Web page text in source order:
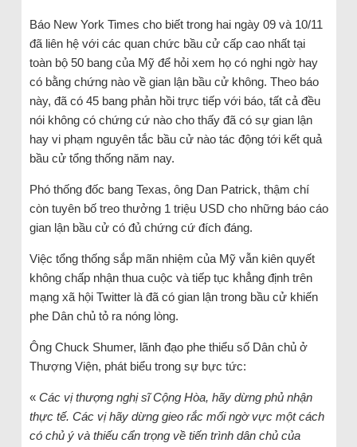
Báo New York Times cho biết trong hai ngày 09 và 10/11
đã liên hệ với các quan chức bầu cử cấp cao nhất tại
toàn bộ 50 bang của Mỹ để hỏi xem họ có nghi ngờ hay
có bằng chứng nào về gian lận bầu cử không. Theo báo
này, đã có 45 bang phản hồi trực tiếp với báo, tất cả đều
nói không có chứng cứ nào cho thấy đã có sự gian lận
hay vi phạm nguyên tắc bầu cử nào tác động tới kết quả
bầu cử tổng thống năm nay.
Phó thống đốc bang Texas, ông Dan Patrick, thậm chí
còn tuyên bố treo thưởng 1 triệu USD cho những báo cáo
gian lận bầu cử có đủ chứng cứ đích đáng.
Việc tổng thống sắp mãn nhiệm của Mỹ vẫn kiên quyết
không chấp nhận thua cuộc và tiếp tục khẳng định trên
mạng xã hội Twitter là đã có gian lận trong bầu cử khiến
phe Dân chủ tỏ ra nóng lòng.
Ông Chuck Shumer, lãnh đạo phe thiểu số Dân chủ ở
Thượng Viện, phát biểu trong sự bực tức:
« Các vị thượng nghị sĩ Cộng Hòa, hãy dừng phủ nhận
thực tế. Các vị hãy dừng gieo rắc mối ngờ vực một cách
có chủ ý và thiếu cẩn trọng về tiến trình dân chủ của